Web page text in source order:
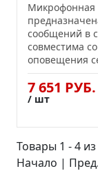
Микрофонная
сообщений в
совместима
оповещения
7 651 РУБ.
/ шт
Товары 1 - 4
Начало |